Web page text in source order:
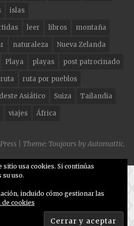
islas
leer libros
montaña
naturaleza
Nueva Zelanda
Playa playas
post patrocinado
ruta
ruta por pueblos
Asiático Suiza
Tailandia
viajes África
Theme: Toujours byAutomattic.
sitio usa cookies. Si continúas
su uso.
incluido cómo gestionar las
de cookies